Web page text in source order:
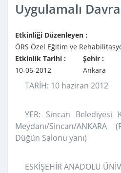
Uygulamalı
Etkinliği Düzenleyen :
ÖRS Özel Eğitim ve
Etkinlik Tarihi :
10-06-2012
Şehir :
Ankara
TARİH: 10 haziran 2012
YER: Sincan Belediyesi
Meydanı/Sincan/ANKARA
Düğün Salonu yanı)
ESKİŞEHİR ANADOLU